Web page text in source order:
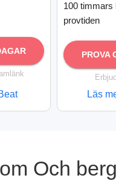
100 timmars
provtiden
PROVA
Läs
Och